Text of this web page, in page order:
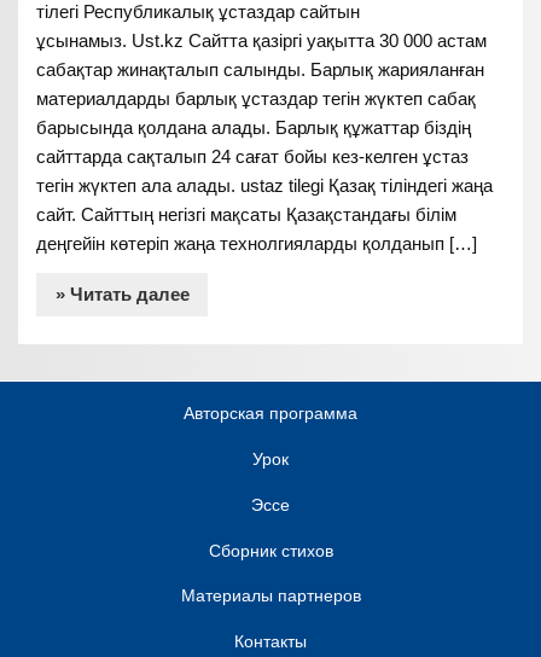
тілегі Республикалық ұстаздар сайтын
ұсынамыз. Ust.kz Сайтта қазіргі уақытта 30 000 астам
сабақтар жинақталып салынды. Барлық жарияланған
материалдарды барлық ұстаздар тегін жүктеп сабақ
барысында қолдана алады. Барлық құжаттар біздің
сайттарда сақталып 24 сағат бойы кез-келген ұстаз
тегін жүктеп ала алады. ustaz tilegi Қазақ тіліндегі жаңа
сайт. Сайттың негізгі мақсаты Қазақстандағы білім
деңгейін көтеріп жаңа технолгияларды қолданып […]
» Читать далее
Авторская программа
Урок
Эссе
Сборник стихов
Материалы партнеров
Контакты